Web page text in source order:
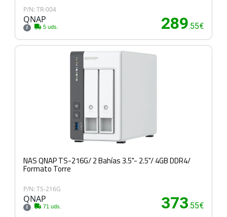
P/N: TR-004
QNAP
2 5 uds. 289.55€
NAS QNAP TS-216G/ 2 Bahías 3.5"- 2.5"/ 4GB DDR4/
Formato Torre
P/N: TS-216G
QNAP
2 71 uds. 373.55€